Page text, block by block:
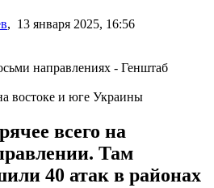
, 13 января 2025, 16:56
востоке и юге Украины
всего на
Там
40 атак в районах